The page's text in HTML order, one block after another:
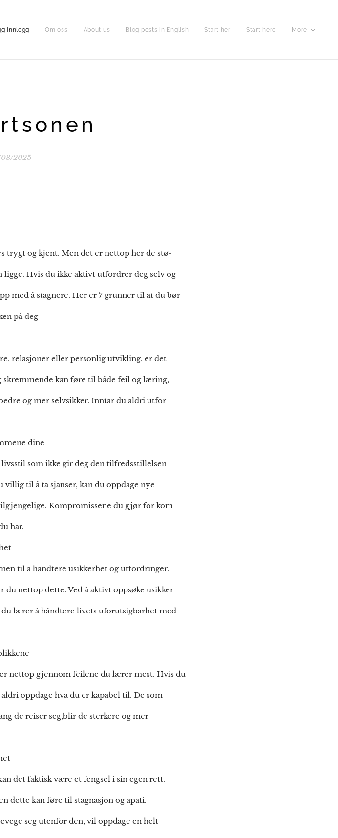
innlegg Om oss About us Blog posts in English Start her Start here More
2025
trygt og kjent. Men det er nettop her de stø-
Hvis du ikke aktivt utfordrer deg selv og
med å stagnere. Her er 7 grunner til at du bør
på deg-
relasjoner eller personlig utvikling, er det
skremmende kan føre til både feil og læring,
og mer selvsikker. Inntar du aldri utfor--
dine
som ikke gir deg den tilfredsstillelsen
til å ta sjanser, kan du oppdage nye
Kompromissene du gjør for kom--
har.
til å håndtere usikkerhet og utfordringer.
nettop dette. Ved å aktivt oppsøke usikker-
lærer å håndtere livets uforutsigbarhet med
nettop gjennom feilene du lærer mest. Hvis du
oppdage hva du er kapabel til. De som
de reiser seg,blir de sterkere og mer
det faktisk være et fengsel i sin egen rett.
dette kan føre til stagnasjon og apati.
seg utenfor den, vil oppdage en helt